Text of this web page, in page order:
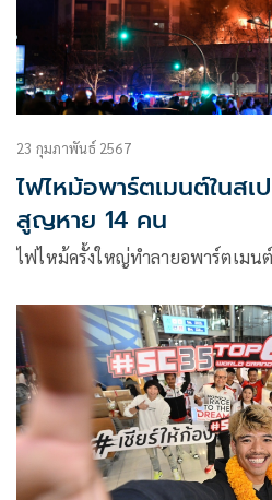
23 กุมภาพันธ์ 2567
ไฟไหม้อพาร์ตเมนต์ในส
สูญหาย 14 คน
ไฟไหม้ครั้งใหญ่ทำลายอพาร์ตเมน